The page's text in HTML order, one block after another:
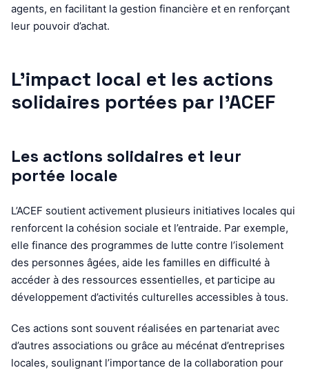
agents, en facilitant la gestion financière et en renforçant
leur pouvoir d’achat.
L’impact local et les actions
solidaires portées par l’ACEF
Les actions solidaires et leur
portée locale
L’ACEF soutient activement plusieurs initiatives locales qui
renforcent la cohésion sociale et l’entraide. Par exemple,
elle finance des programmes de lutte contre l’isolement
des personnes âgées, aide les familles en difficulté à
accéder à des ressources essentielles, et participe au
développement d’activités culturelles accessibles à tous.
Ces actions sont souvent réalisées en partenariat avec
d’autres associations ou grâce au mécénat d’entreprises
locales, soulignant l’importance de la collaboration pour